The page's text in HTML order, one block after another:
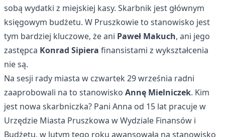
sobą wydatki z miejskiej kasy. Skarbnik jest głównym
księgowym budżetu. W Pruszkowie to stanowisko jest
tym bardziej kluczowe, że ani Paweł Makuch, ani jego
zastępca Konrad Sipiera finansistami z wykształcenia
nie są.
Na sesji rady miasta w czwartek 29 września radni
zaaprobowali na to stanowisko Annę Mielniczek. Kim
jest nowa skarbniczka? Pani Anna od 15 lat pracuje w
Urzędzie Miasta Pruszkowa w Wydziale Finansów i
Budżetu, w lutym tego roku awansowała na stanowisko